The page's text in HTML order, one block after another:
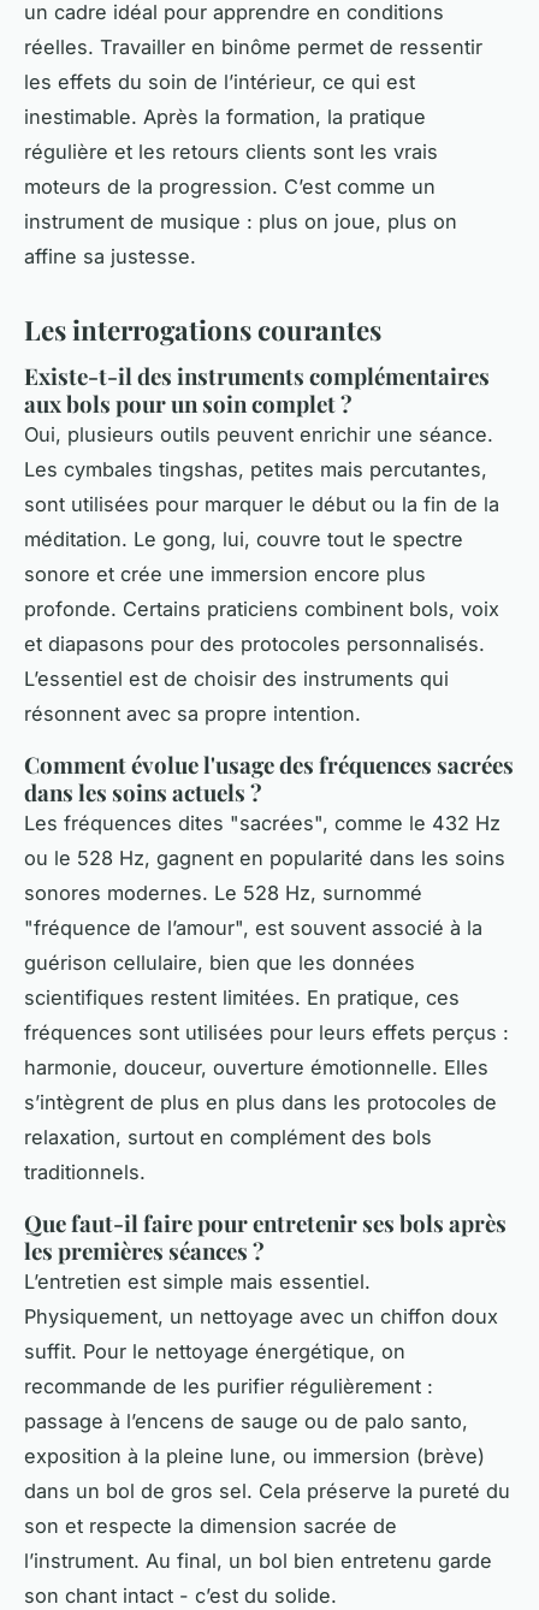
un cadre idéal pour apprendre en conditions
réelles. Travailler en binôme permet de ressentir
les effets du soin de l’intérieur, ce qui est
inestimable. Après la formation, la pratique
régulière et les retours clients sont les vrais
moteurs de la progression. C’est comme un
instrument de musique : plus on joue, plus on
affine sa justesse.
Les interrogations courantes
Existe-t-il des instruments complémentaires
aux bols pour un soin complet ?
Oui, plusieurs outils peuvent enrichir une séance.
Les cymbales tingshas, petites mais percutantes,
sont utilisées pour marquer le début ou la fin de la
méditation. Le gong, lui, couvre tout le spectre
sonore et crée une immersion encore plus
profonde. Certains praticiens combinent bols, voix
et diapasons pour des protocoles personnalisés.
L’essentiel est de choisir des instruments qui
résonnent avec sa propre intention.
Comment évolue l'usage des fréquences sacrées
dans les soins actuels ?
Les fréquences dites "sacrées", comme le 432 Hz
ou le 528 Hz, gagnent en popularité dans les soins
sonores modernes. Le 528 Hz, surnommé
"fréquence de l’amour", est souvent associé à la
guérison cellulaire, bien que les données
scientifiques restent limitées. En pratique, ces
fréquences sont utilisées pour leurs effets perçus :
harmonie, douceur, ouverture émotionnelle. Elles
s’intègrent de plus en plus dans les protocoles de
relaxation, surtout en complément des bols
traditionnels.
Que faut-il faire pour entretenir ses bols après
les premières séances ?
L’entretien est simple mais essentiel.
Physiquement, un nettoyage avec un chiffon doux
suffit. Pour le nettoyage énergétique, on
recommande de les purifier régulièrement :
passage à l’encens de sauge ou de palo santo,
exposition à la pleine lune, ou immersion (brève)
dans un bol de gros sel. Cela préserve la pureté du
son et respecte la dimension sacrée de
l’instrument. Au final, un bol bien entretenu garde
son chant intact - c’est du solide.